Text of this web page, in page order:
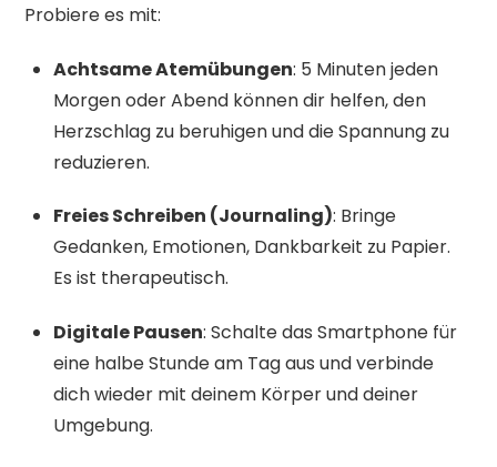
Probiere es mit:
Achtsame Atemübungen: 5 Minuten jeden
Morgen oder Abend können dir helfen, den
Herzschlag zu beruhigen und die Spannung zu
reduzieren.
Freies Schreiben (Journaling): Bringe
Gedanken, Emotionen, Dankbarkeit zu Papier.
Es ist therapeutisch.
Digitale Pausen: Schalte das Smartphone für
eine halbe Stunde am Tag aus und verbinde
dich wieder mit deinem Körper und deiner
Umgebung.